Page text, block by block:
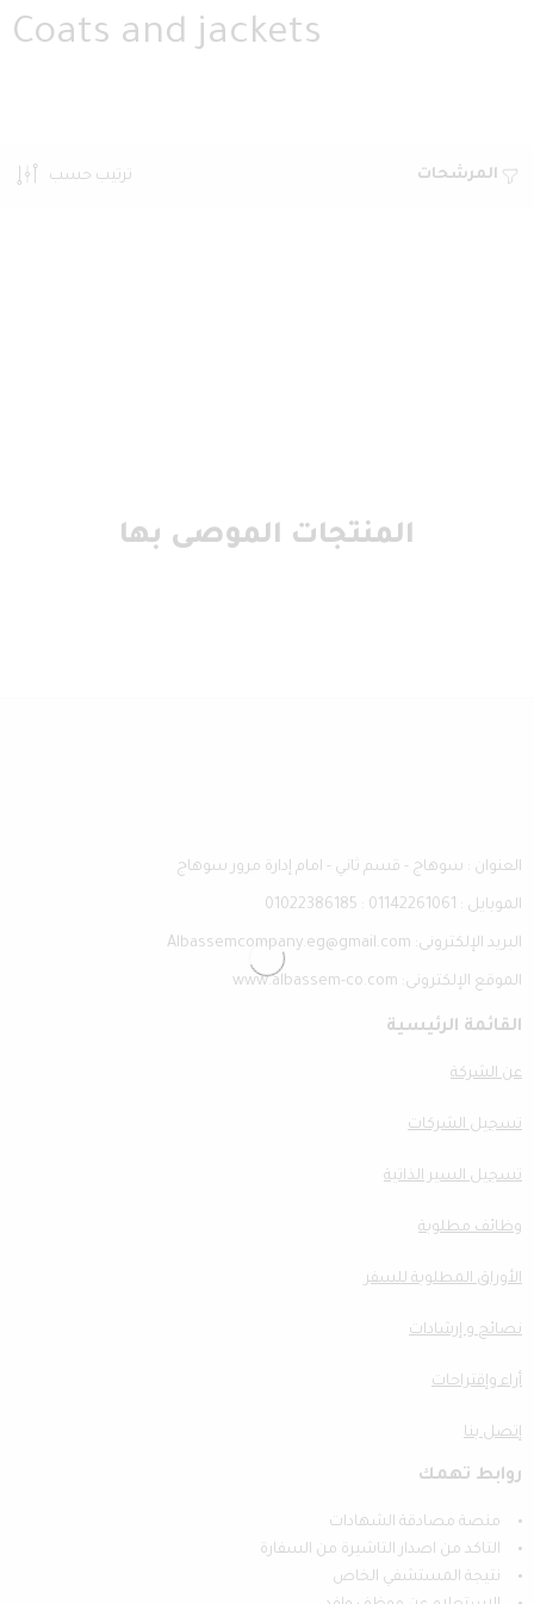
Coats and jackets
المرشحات ترتيب حسب
المنتجات الموصى بها
العنوان : سوهاج - قسم ثاني - امام إدارة مرور سوهاج
الموبايل : 01142261061 : 01022386185
البريد الإلكترونى: Albassemcompany.eg@gmail.com
الموقع الإلكترونى: www.albassem-co.com
القائمة الرئيسية
عن الشركة
تسجيل الشركات
تسجيل السير الذاتية
وظائف مطلوبة
الأوراق المطلوبة للسفر
نصائح و إرشادات
أراء وإقتراحات
إتصل بنا
روابط تهمك
منصة مصادقة الشهادات
التاكد من اصدار التاشيرة من السفارة
نتيجة المستشفي الخاص